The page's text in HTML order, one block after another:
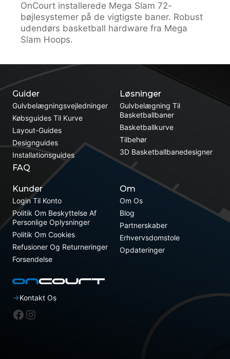
OnCourt installerede Mega Slam 72-
bøjlesystemer på de vigtigste baner. Robust
udendørs basketball hardware fra Mega
Slam Hoops.
Løsninger
Gulvbelægning Til
Basketballbaner
Basketballkurve
Tilbehør
3D Basketballbanedesigner
Guider
Gulvbelægningsvejledninger
Købsguides Til Kurve
Layout-Guides
Designguides
Installationsguides
FAQ
Kunder
Login Til Konto
Politik Om Beskyttelse Af
Personlige Oplysninger
Politik Om Cookies
Refusioner Og Returneringer
Forsendelse
Om
Om Os
Blog
Partnerskaber
Erhvervsdomstole
Opdateringer
Kontakt Os
Facebook
Instagram